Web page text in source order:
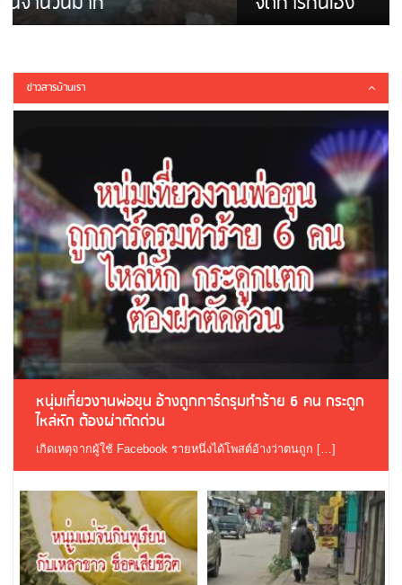
ข่าวสารบ้านเรา
หนุ่มเที่ยวงานพ่อขุน อ้างถูกการ์ดรุมทำร้าย 6 คน กระดูก
ไหล่หัก ต้องผ่าตัดด่วน
เกิดเหตุจากผู้ใช้ Facebook รายหนึ่งได้โพสต์อ้างว่าตนถูก […]